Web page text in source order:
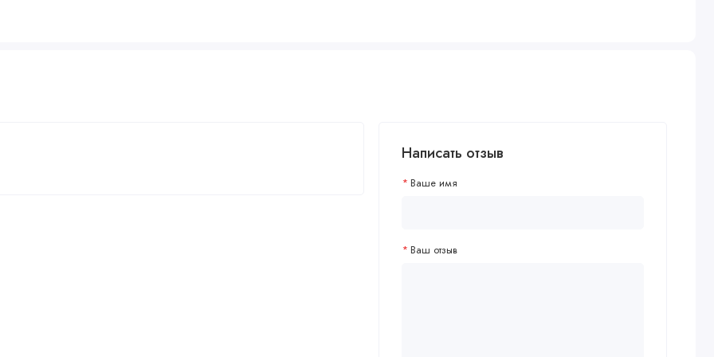
резиновый шнурок, пластиковый стопор
Написать отзыв
Ваше имя
Ваш отзыв